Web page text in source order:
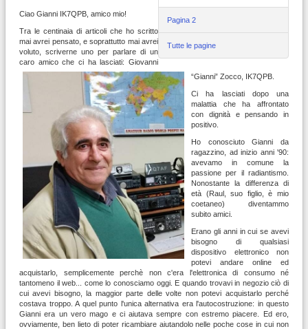
Pagina 2
Tutte le pagine
Ciao Gianni IK7QPB, amico mio!
Tra le centinaia di articoli che ho scritto
mai avrei pensato, e soprattutto mai avrei
voluto, scriverne uno per parlare di un
caro amico che ci ha lasciati: Giovanni
“Gianni” Zocco, IK7QPB.
Ci ha lasciati dopo una
malattia che ha affrontato
con dignità e pensando in
positivo.
Ho conosciuto Gianni da
ragazzino, ad inizio anni '90:
avevamo in comune la
passione per il radiantismo.
Nonostante la differenza di
età (Raul, suo figlio, è mio
coetaneo) diventammo
subito amici.
Erano gli anni in cui se avevi
bisogno di qualsiasi
dispositivo elettronico non
potevi andare online ed
acquistarlo, semplicemente perchè non c'era l'elettronica di consumo né
tantomeno il web... come lo conosciamo oggi. E quando trovavi in negozio ciò di
cui avevi bisogno, la maggior parte delle volte non potevi acquistarlo perché
costava troppo. A quel punto l'unica alternativa era l'autocostruzione: in questo
Gianni era un vero mago e ci aiutava sempre con estremo piacere. Ed ero,
ovviamente, ben lieto di poter ricambiare aiutandolo nelle poche cose in cui non